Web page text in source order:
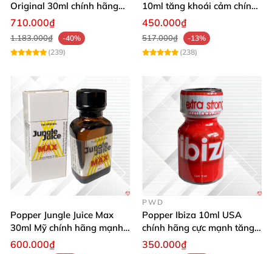
Original 30ml chính hãng
tăng khoái cảm cực mạnh
710.000₫
1.183.000₫
-40%
(239)
10ml tăng khoái cảm chính
hãng mua ngay
450.000₫
517.000₫
-13%
(238)
Popper Jungle Juice Max
30ml Mỹ chính hãng mạnh
mùi dịu kích thích
600.000₫
PWD
Popper Ibiza 10ml USA
chính hãng cực mạnh tăng
khoái cảm nhanh
350.000₫